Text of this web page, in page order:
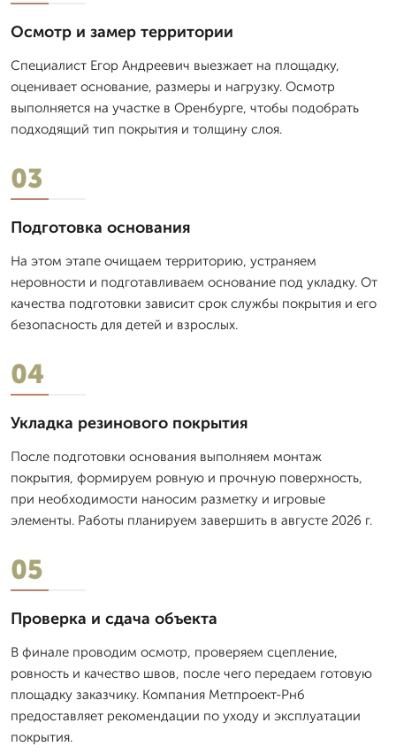
Осмотр и замер территории
Специалист Егор Андреевич выезжает на площадку,
оценивает основание, размеры и нагрузку. Осмотр
выполняется на участке в Оренбурге, чтобы подобрать
подходящий тип покрытия и толщину слоя.
03
Подготовка основания
На этом этапе очищаем территорию, устраняем
неровности и подготавливаем основание под укладку. От
качества подготовки зависит срок службы покрытия и его
безопасность для детей и взрослых.
04
Укладка резинового покрытия
После подготовки основания выполняем монтаж
покрытия, формируем ровную и прочную поверхность,
при необходимости наносим разметку и игровые
элементы. Работы планируем завершить в августе 2026 г.
05
Проверка и сдача объекта
В финале проводим осмотр, проверяем сцепление,
ровность и качество швов, после чего передаем готовую
площадку заказчику. Компания Метпроект-Рнб
предоставляет рекомендации по уходу и эксплуатации
покрытия.